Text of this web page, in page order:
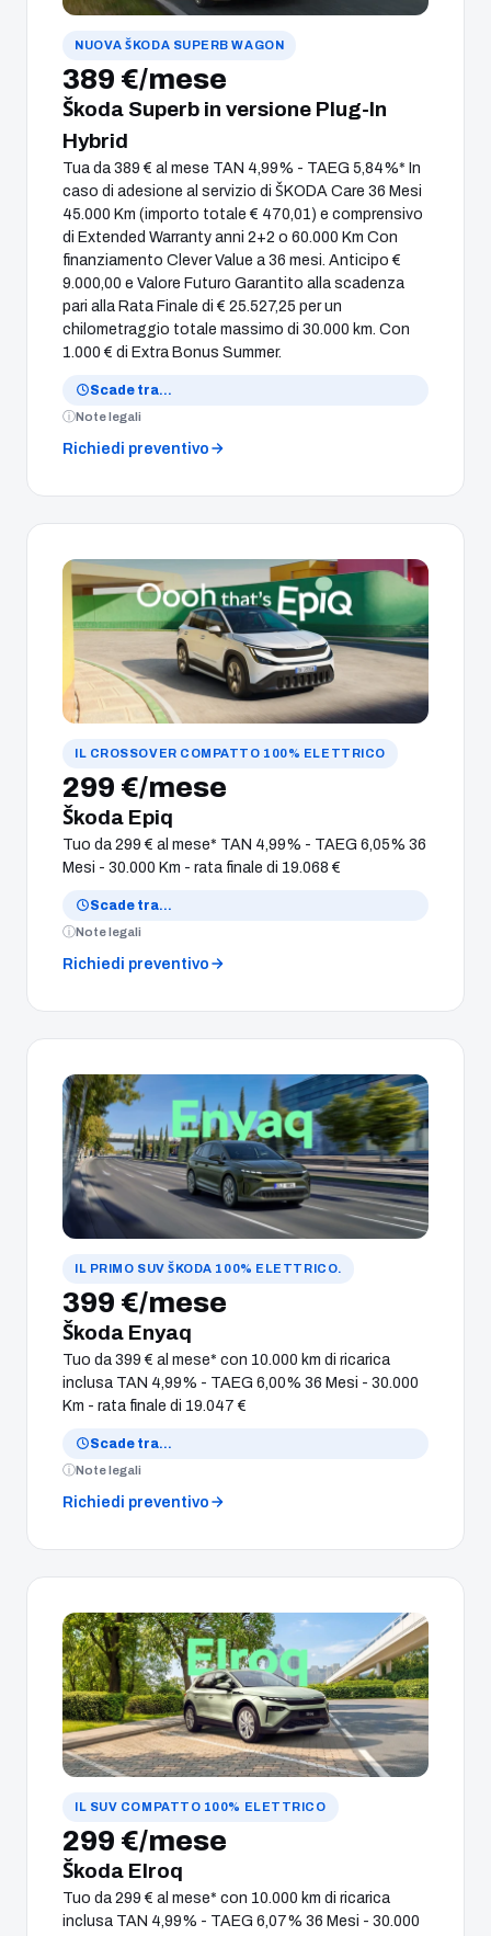
NUOVA ŠKODA SUPERB WAGON
389 €/mese
Škoda Superb in versione Plug-In
Hybrid
Tua da 389 € al mese TAN 4,99% - TAEG 5,84%* In
caso di adesione al servizio di ŠKODA Care 36 Mesi
45.000 Km (importo totale € 470,01) e comprensivo
di Extended Warranty anni 2+2 o 60.000 Km Con
finanziamento Clever Value a 36 mesi. Anticipo €
9.000,00 e Valore Futuro Garantito alla scadenza
pari alla Rata Finale di € 25.527,25 per un
chilometraggio totale massimo di 30.000 km. Con
1.000 € di Extra Bonus Summer.
Scade tra…
Note legali
Richiedi preventivo
IL CROSSOVER COMPATTO 100% ELETTRICO
299 €/mese
Škoda Epiq
Tuo da 299 € al mese* TAN 4,99% - TAEG 6,05% 36
Mesi - 30.000 Km - rata finale di 19.068 €
Scade tra…
Note legali
Richiedi preventivo
IL PRIMO SUV ŠKODA 100% ELETTRICO.
399 €/mese
Škoda Enyaq
Tuo da 399 € al mese* con 10.000 km di ricarica
inclusa TAN 4,99% - TAEG 6,00% 36 Mesi - 30.000
Km - rata finale di 19.047 €
Scade tra…
Note legali
Richiedi preventivo
IL SUV COMPATTO 100% ELETTRICO
299 €/mese
Škoda Elroq
Tuo da 299 € al mese* con 10.000 km di ricarica
inclusa TAN 4,99% - TAEG 6,07% 36 Mesi - 30.000